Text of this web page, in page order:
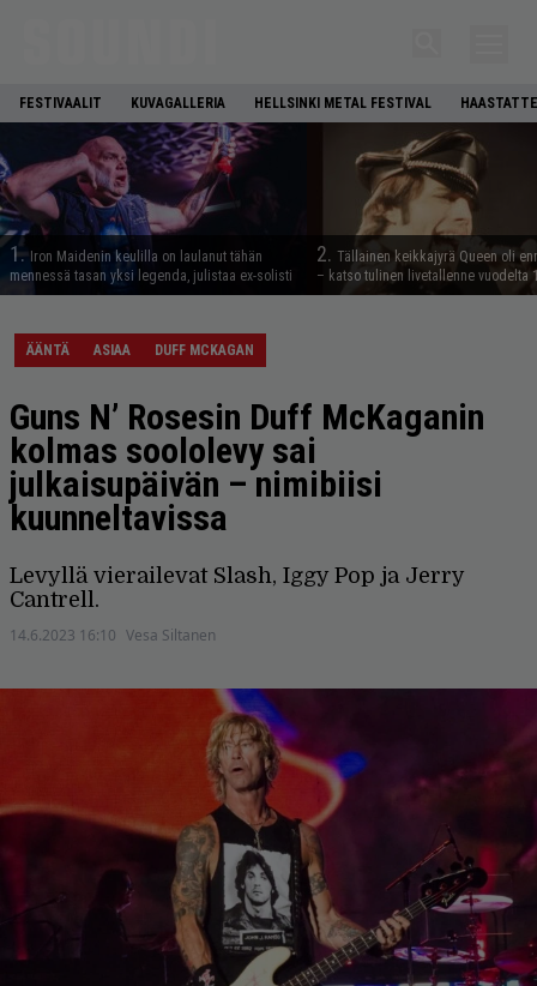
FESTIVAALIT KUVAGALLERIA HELLSINKI METAL FESTIVAL
1. Iron Maidenin keulilla on laulanut tähän
mennessä tasan yksi legenda, julistaa ex-solisti
2. Tällainen keikkajyrä Queen oli
– katso tulinen livetallenne vuodelta
ÄÄNTÄ ASIAA DUFF MCKAGAN
Guns N’ Rosesin Duff McKaganin
kolmas soololevy sai
julkaisupäivän – nimibiisi
kuunneltavissa
Levyllä vierailevat Slash, Iggy Pop ja Jerry
Cantrell.
14.6.2023 16:10 Vesa Siltanen